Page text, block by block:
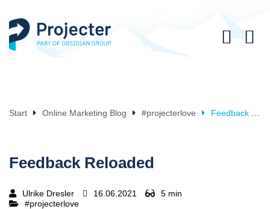
Start Online Marketing Blog #projecterlove Feedback Reloaded
Feedback Reloaded
Ulrike Dresler 16.06.2021
5 min
#projecterlove